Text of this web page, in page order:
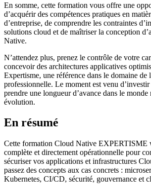
En somme, cette formation vous offre une
d’acquérir des compétences pratiques en
d’entreprise, de comprendre les contraintes
solutions cloud et de maîtriser la conception
Native.
N’attendez plus, prenez le contrôle de votre
concevoir des architectures applicatives
Expertisme, une référence dans le domaine de
professionnelle. Le moment est venu
prendre une longueur d’avance dans le
évolution.
En résumé
Cette formation Cloud Native EXPERTISME
complète et directement opérationnelle pour
sécuriser vos applications et infrastructures
passez des concepts aux cas concrets :
Kubernetes, CI/CD, sécurité, gouvernance et